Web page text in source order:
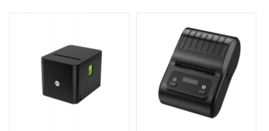
integrado para quioscos
de apuestas
velocidad, para
sistemas POS y comida
para llevar.